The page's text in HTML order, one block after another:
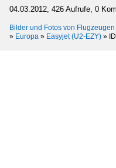
04.03.2012, 426 Aufrufe, 0
Bilder und Fotos von
» Europa » Easyjet (U2-EZY) »